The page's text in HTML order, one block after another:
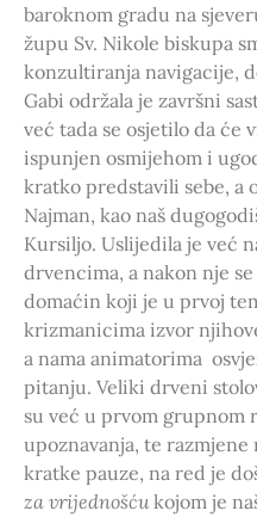
baroknom gradu na
župu Sv. Nikole biskupa
konzultiranja navigacije,
Gabi održala je završni
već tada se osjetilo da će
ispunjen osmijehom i
kratko predstavili sebe, a
Najman, kao naš
Kursiljo. Uslijedila je već
drvencima, a nakon nje
domaćin koji je u prvoj
krizmanicima izvor
a nama animatorima
pitanju. Veliki drveni
su već u prvom grupnom
upoznavanja, te razmjene
kratke pauze, na red je
za vrijednošćukojom je